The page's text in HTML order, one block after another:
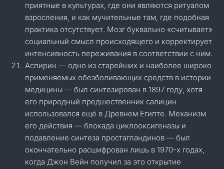
приятные в культурах, где они являются ритуалом
взросления, и как мучительные там, где подобная
практика отсутствует. Мозг буквально «считывает»
социальный смысл происходящего и корректирует
интенсивность переживания в соответствии с ним.
Аспирин — одно из старейших и наиболее широко
применяемых обезболивающих средств в истории
медицины — был синтезирован в 1897 году, хотя
его природный предшественник салицин
использовался ещё в Древнем Египте. Механизм
его действия — блокада циклооксигеназы и
подавление синтеза простагландинов — был
окончательно расшифрован лишь в 1970-х годах,
когда Джон Вейн получил за это открытие